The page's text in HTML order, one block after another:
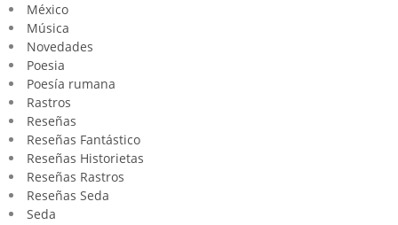
México
Música
Novedades
Poesia
Poesía rumana
Rastros
Reseñas
Reseñas Fantástico
Reseñas Historietas
Reseñas Rastros
Reseñas Seda
Seda